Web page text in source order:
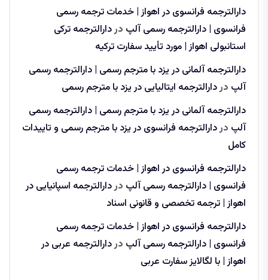
دارالترجمه فرانسوی در اهواز | خدمات ترجمه رسمی
فرانسوی | دارالترجمه رسمی آلپ دردارالترجمه ترکی
استانبولی اهواز | مورد تأیید سفارت ترکیه
دارالترجمه آلمانی در یزد با مترجم رسمی | دارالترجمه رسمی
آلپ دردارالترجمه ایتالیایی در یزد با مترجم رسمی
دارالترجمه آلمانی در یزد با مترجم رسمی | دارالترجمه رسمی
آلپ دردارالترجمه فرانسوی در یزد با مترجم رسمی و تاییدات
کامل
دارالترجمه فرانسوی در اهواز | خدمات ترجمه رسمی
فرانسوی | دارالترجمه رسمی آلپ دردارالترجمه اسپانیایی در
اهواز | ترجمه تخصصی و قانونی اسناد
دارالترجمه فرانسوی در اهواز | خدمات ترجمه رسمی
فرانسوی | دارالترجمه رسمی آلپ دردارالترجمه عربی در
اهواز | با لگالایز سفارت عربی